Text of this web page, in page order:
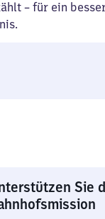
– für ein
Sie